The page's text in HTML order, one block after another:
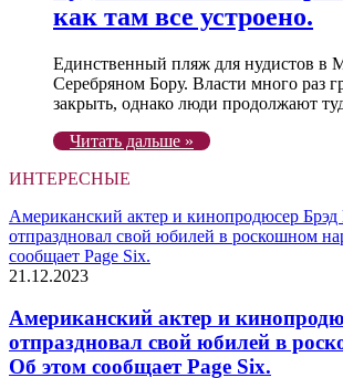
как там все устроено.
Единственный пляж для нудистов в
Серебряном Бору. Власти много раз
закрыть, однако люди продолжают
Читать дальше »
ИНТЕРЕСНЫЕ
Американский актер и кинопродюсер
отпраздновал свой юбилей в роскошном
сообщает Page Six.
21.12.2023
Американский актер и
отпраздновал свой юбилей в
Об этом сообщает Page Six.